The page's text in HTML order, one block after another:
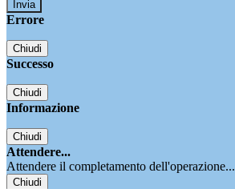
Errore
Chiudi
Successo
Chiudi
Informazione
Chiudi
Attendere...
Attendere il completamento dell'operazione...
Chiudi